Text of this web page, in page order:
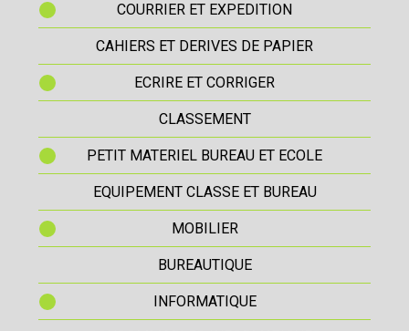
COURRIER ET EXPEDITION
CAHIERS ET DERIVES DE PAPIER
ECRIRE ET CORRIGER
CLASSEMENT
PETIT MATERIEL BUREAU ET ECOLE
EQUIPEMENT CLASSE ET BUREAU
MOBILIER
BUREAUTIQUE
INFORMATIQUE